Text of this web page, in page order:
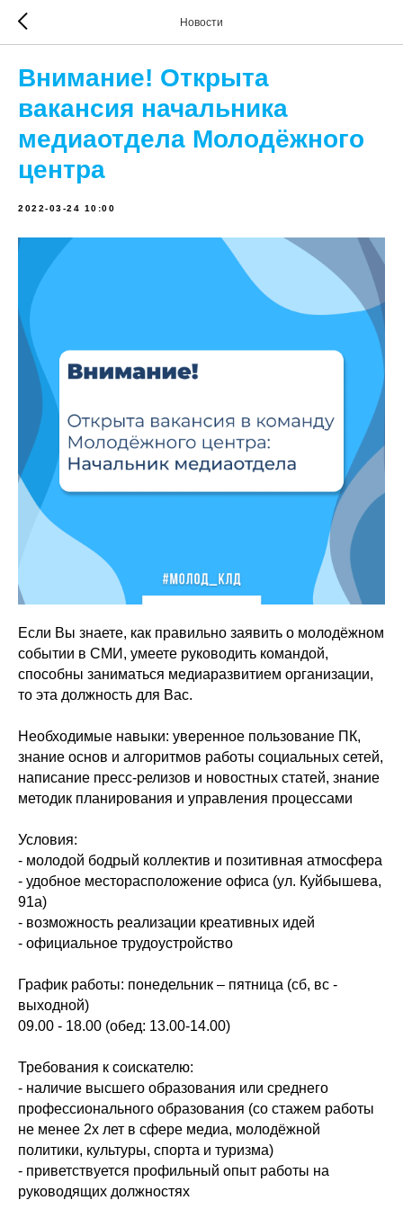
Новости
Внимание! Открыта
вакансия начальника
медиаотдела Молодёжного
центра
2022-03-24 10:00
Если Вы знаете, как правильно заявить о молодёжном
событии в СМИ, умеете руководить командой,
способны заниматься медиаразвитием организации,
то эта должность для Вас.
Необходимые навыки: уверенное пользование ПК,
знание основ и алгоритмов работы социальных сетей,
написание пресс-релизов и новостных статей, знание
методик планирования и управления процессами
Условия:
- молодой бодрый коллектив и позитивная атмосфера
- удобное месторасположение офиса (ул. Куйбышева,
91а)
- возможность реализации креативных идей
- официальное трудоустройство
График работы: понедельник – пятница (сб, вс -
выходной)
09.00 - 18.00 (обед: 13.00-14.00)
Требования к соискателю:
- наличие высшего образования или среднего
профессионального образования (со стажем работы
не менее 2х лет в сфере медиа, молодёжной
политики, культуры, спорта и туризма)
- приветствуется профильный опыт работы на
руководящих должностях